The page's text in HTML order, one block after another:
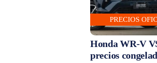
PRECIOS
Honda WR-V
precios